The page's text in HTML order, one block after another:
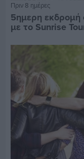
Πριν 8 ημέρες
5ημερη εκδρομή
με το Sunrise